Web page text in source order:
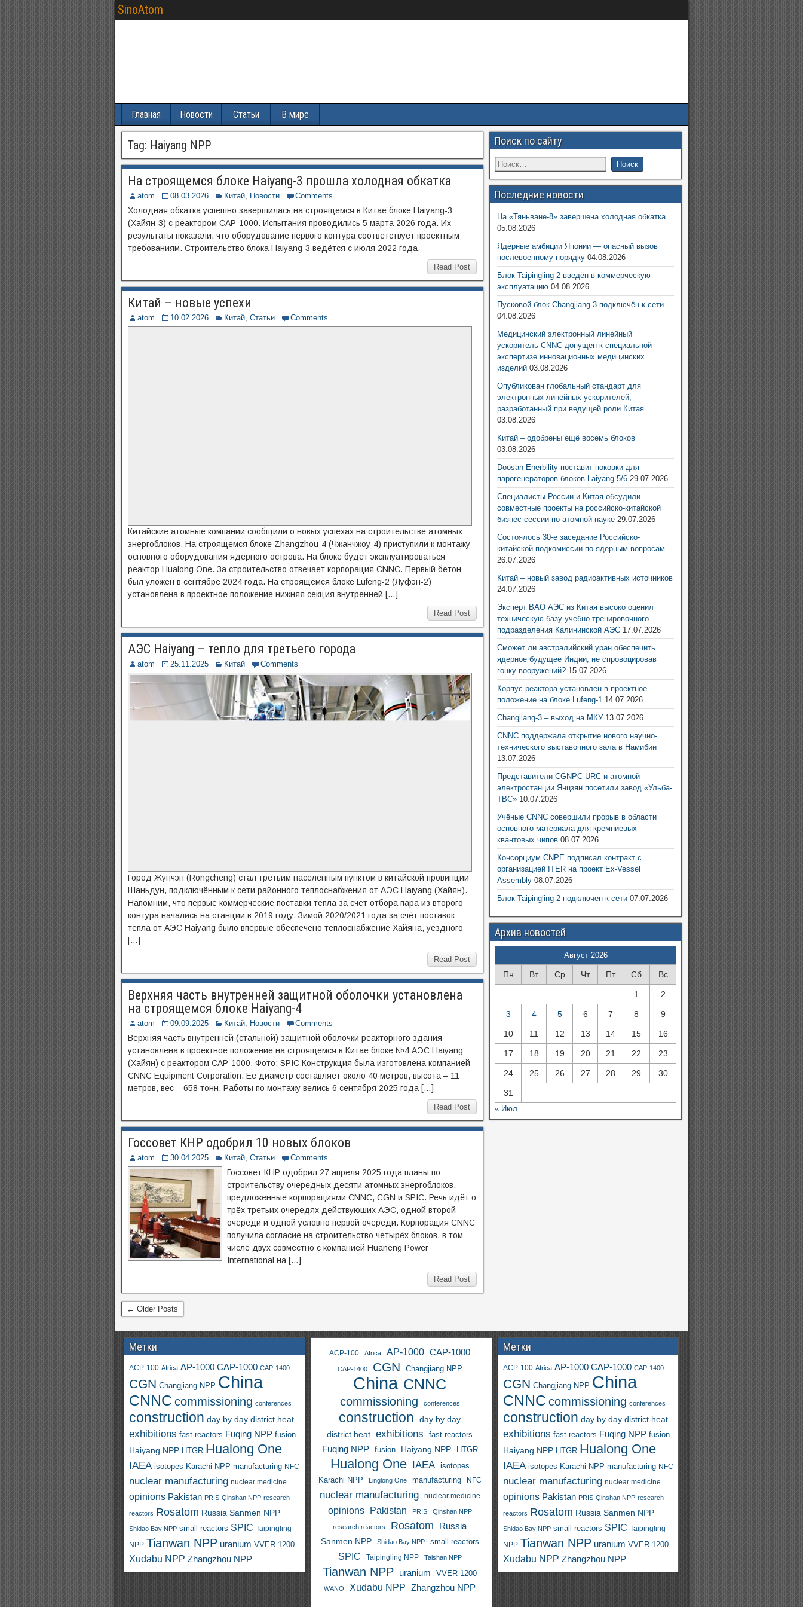
SinoAtom
Главная Новости Статьи В мире
Tag: Haiyang NPP
На строящемся блоке Haiyang-3 прошла холодная обкатка
atom 08.03.2026 Китай, Новости Comments
Холодная обкатка успешно завершилась на строящемся в Китае блоке Haiyang-3
(Хайян-3) с реактором CAP-1000. Испытания проводились 5 марта 2026 года. Их
результаты показали, что оборудование первого контура соответствует проектным
требованиям. Строительство блока Haiyang-3 ведётся с июля 2022 года.
Read Post
Китай – новые успехи
atom 10.02.2026 Китай, Статьи Comments
Китайские атомные компании сообщили о новых успехах на строительстве атомных
энергоблоков. На строящемся блоке Zhangzhou-4 (Чжанчжоу-4) приступили к монтажу
основного оборудования ядерного острова. На блоке будет эксплуатироваться
реактор Hualong One. За строительство отвечает корпорация CNNC. Первый бетон
был уложен в сентябре 2024 года. На строящемся блоке Lufeng-2 (Луфэн-2)
установлена в проектное положение нижняя секция внутренней […]
Read Post
АЭС Haiyang – тепло для третьего города
atom 25.11.2025 Китай Comments
Город Жунчэн (Rongcheng) стал третьим населённым пунктом в китайской провинции
Шаньдун, подключённым к сети районного теплоснабжения от АЭС Haiyang (Хайян).
Напомним, что первые коммерческие поставки тепла за счёт отбора пара из второго
контура начались на станции в 2019 году. Зимой 2020/2021 года за счёт поставок
тепла от АЭС Haiyang было впервые обеспечено теплоснабжение Хайяна, уездного
[…]
Read Post
Верхняя часть внутренней защитной оболочки установлена
на строящемся блоке Haiyang-4
atom 09.09.2025 Китай, Новости Comments
Верхняя часть внутренней (стальной) защитной оболочки реакторного здания
установлена в проектное положение на строящемся в Китае блоке №4 АЭС Haiyang
(Хайян) с реактором CAP-1000. Фото: SPIC Конструкция была изготовлена компанией
CNNC Equipment Corporation. Её диаметр составляет около 40 метров, высота – 11
метров, вес – 658 тонн. Работы по монтажу велись 6 сентября 2025 года […]
Read Post
Госсовет КНР одобрил 10 новых блоков
atom 30.04.2025 Китай, Статьи Comments
Госсовет КНР одобрил 27 апреля 2025 года планы по
строительству очередных десяти атомных энергоблоков,
предложенные корпорациями CNNC, CGN и SPIC. Речь идёт о
трёх третьих очередях действуюших АЭС, одной второй
очереди и одной условно первой очереди. Корпорация CNNC
получила согласие на строительство четырёх блоков, в том
числе двух совместно с компанией Huaneng Power
International на […]
Read Post
← Older Posts
Поиск по сайту
Последние новости
На «Тяньване-8» завершена холодная обкатка
05.08.2026
Ядерные амбиции Японии — опасный вызов
послевоенному порядку 04.08.2026
Блок Taipingling-2 введён в коммерческую
эксплуатацию 04.08.2026
Пусковой блок Changjiang-3 подключён к сети
04.08.2026
Медицинский электронный линейный
ускоритель CNNC допущен к специальной
экспертизе инновационных медицинских
изделий 03.08.2026
Опубликован глобальный стандарт для
электронных линейных ускорителей,
разработанный при ведущей роли Китая
03.08.2026
Китай – одобрены ещё восемь блоков
03.08.2026
Doosan Enerbility поставит поковки для
парогенераторов блоков Laiyang-5/6 29.07.2026
Специалисты России и Китая обсудили
совместные проекты на российско-китайской
бизнес-сессии по атомной науке 29.07.2026
Состоялось 30-е заседание Российско-
китайской подкомиссии по ядерным вопросам
26.07.2026
Китай – новый завод радиоактивных источников
24.07.2026
Эксперт ВАО АЭС из Китая высоко оценил
техническую базу учебно-тренировочного
подразделения Калининской АЭС 17.07.2026
Сможет ли австралийский уран обеспечить
ядерное будущее Индии, не спровоцировав
гонку вооружений? 15.07.2026
Корпус реактора установлен в проектное
положение на блоке Lufeng-1 14.07.2026
Changjiang-3 – выход на МКУ 13.07.2026
CNNC поддержала открытие нового научно-
технического выставочного зала в Намибии
13.07.2026
Представители CGNPC-URC и атомной
электростанции Янцзян посетили завод «Ульба-
ТВС» 10.07.2026
Учёные CNNC совершили прорыв в области
основного материала для кремниевых
квантовых чипов 08.07.2026
Консорциум CNPE подписал контракт с
организацией ITER на проект Ex-Vessel
Assembly 08.07.2026
Блок Taipingling-2 подключён к сети 07.07.2026
Архив новостей
Август 2026
Пн Вт Ср Чт Пт Сб Вс
1 2
3 4 5 6 7 8 9
10 11 12 13 14 15 16
17 18 19 20 21 22 23
24 25 26 27 28 29 30
31
« Июл
Метки
ACP-100 Africa AP-1000 CAP-1000 CAP-1400
CGN Changjiang NPP China
CNNC commissioning conferences
construction day by day district heat
exhibitions fast reactors Fuqing NPP fusion
Haiyang NPP HTGR Hualong One
IAEA isotopes Karachi NPP manufacturing NFC
nuclear manufacturing nuclear medicine
opinions Pakistan PRIS Qinshan NPP research
reactors Rosatom Russia Sanmen NPP
Shidao Bay NPP small reactors SPIC Taipingling
NPP Tianwan NPP uranium VVER-1200
Xudabu NPP Zhangzhou NPP
ACP-100 Africa AP-1000 CAP-1000
CAP-1400 CGN Changjiang NPP
China CNNC
commissioning conferences
construction
day by day
district heat
exhibitions fast reactors
Fuqing NPP fusion Haiyang NPP HTGR
Hualong One IAEA
isotopes
Karachi NPP
Linglong One manufacturing NFC
nuclear manufacturing nuclear medicine
opinions Pakistan PRIS Qinshan NPP
research reactors Rosatom
Russia
Sanmen NPP
Shidao Bay NPP small reactors
SPIC Taipingling NPP Taishan NPP
Tianwan NPP uranium VVER-1200
WANO Xudabu NPP Zhangzhou NPP
Метки
ACP-100 Africa AP-1000 CAP-1000 CAP-1400
CGN Changjiang NPP China
CNNC commissioning conferences
construction day by day district heat
exhibitions fast reactors Fuqing NPP fusion
Haiyang NPP HTGR Hualong One
IAEA isotopes Karachi NPP manufacturing NFC
nuclear manufacturing nuclear medicine
opinions Pakistan PRIS Qinshan NPP research
reactors Rosatom Russia Sanmen NPP
Shidao Bay NPP small reactors SPIC Taipingling
NPP Tianwan NPP uranium VVER-1200
Xudabu NPP Zhangzhou NPP